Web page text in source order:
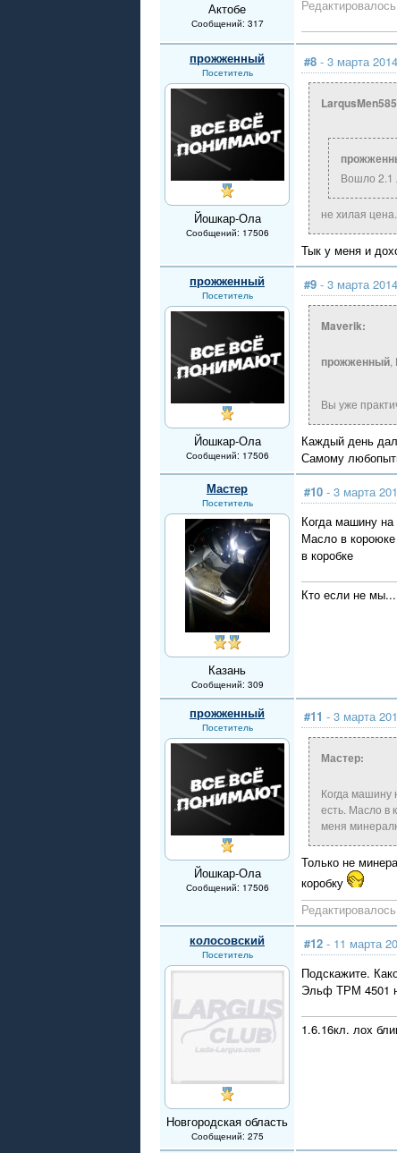
Актобе
Сообщений: 317
прожженный
Посетитель
Йошкар-Ола
Сообщений: 17506
#8 - 3 марта
Вошло 2.1
не хилая цена.
Тык у меня и
прожженный
Посетитель
Йошкар-Ола
Сообщений: 17506
#9 - 3 марта
Maverik:
прожженный,
Вы уже
Каждый день
Самому
Мастер
Посетитель
Казань
Сообщений: 309
#10 - 3 марта
Когда машину
Масло в
в коробке
Кто если не мы...
прожженный
Посетитель
Йошкар-Ола
Сообщений: 17506
#11 - 3 марта
Мастер:
Когда машину
есть. Масло в
меня
Только не
коробку
колосовский
Посетитель
Новгородская область
Сообщений: 275
#12 - 11 марта
Подскажите.
Эльф ТРМ 4501
1.6.16кл. лох